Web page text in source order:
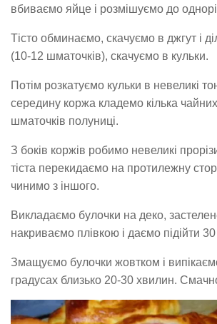
вбиваємо яйце і розмішуємо до
Тісто обминаємо, скачуємо в джгут і
(10-12 шматочків), скачуємо в кульки.
Потім розкатуємо кульки в невеликі
середину коржа кладемо кілька
шматочків полуниці.
З боків коржів робимо невеликі
тіста перекидаємо на протилежну
чинимо з іншого.
Викладаємо булочки на деко,
накриваємо плівкою і даємо підійти
Змащуємо булочки жовтком і
градусах близько 20-30 хвилин.